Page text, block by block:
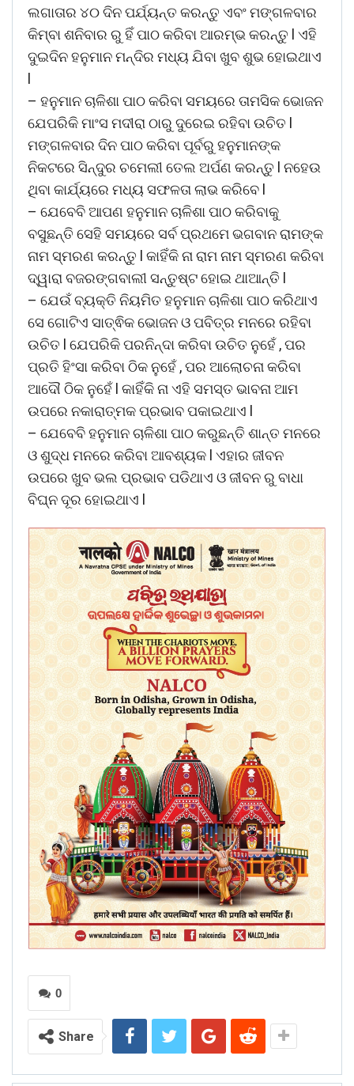
ଲଗାତାର ୪୦ ଦିନ ପର୍ଯ୍ୟନ୍ତ କରନ୍ତୁ ଏବଂ ମଙ୍ଗଳବାର
କିମ୍ବା ଶନିବାର ରୁ ହିଁ ପାଠ କରିବା ଆରମ୍ଭ କରନ୍ତୁ l ଏହି
ଦୁଇଦିନ ହନୁମାନ ମନ୍ଦିର ମଧ୍ୟ ଯିବା ଖୁବ ଶୁଭ ହୋଇଥାଏ
– ହନୁମାନ ଚାଳିଶା ପାଠ କରିବା ସମୟରେ ତାମସିକ ଭୋଜନ
ଯେପରିକି ମାଂସ ମଦୀରା ଠାରୁ ଦୁରେଇ ରହିବା ଉଚିତ l
ମଙ୍ଗଳବାର ଦିନ ପାଠ କରିବା ପୂର୍ବରୁ ହନୁମାନଙ୍କ
ନିକଟରେ ସିନ୍ଦୁର ଚମେଲୀ ତେଲ ଅର୍ପଣ କରନ୍ତୁ l ନହେଉ
ଥିବା କାର୍ଯ୍ୟରେ ମଧ୍ୟ ସଫଳତା ଲାଭ କରିବେ l
– ଯେବେବି ଆପଣ ହନୁମାନ ଚାଳିଶା ପାଠ କରିବାକୁ
ବସୁଛନ୍ତି ସେହି ସମୟରେ ସର୍ବ ପ୍ରଥମେ ଭଗବାନ ରାମଙ୍କ
ନାମ ସ୍ମରଣ କରନ୍ତୁ l କାହିଁକି ନା ରାମ ନାମ ସ୍ମରଣ କରିବା
ଦ୍ୱାରା ବଜରଙ୍ଗବାଲୀ ସନ୍ତୁଷ୍ଟ ହୋଇ ଥାଆନ୍ତି l
– ଯେଉଁ ବ୍ୟକ୍ତି ନିୟମିତ ହନୁମାନ ଚାଳିଶା ପାଠ କରିଥାଏ
ସେ ଗୋଟିଏ ସାତ୍ଵିକ ଭୋଜନ ଓ ପବିତ୍ର ମନରେ ରହିବା
ଉଚିତ l ଯେପରିକି ପରନିନ୍ଦା କରିବା ଉଚିତ ନୁହେଁ , ପର
ପ୍ରତି ହିଂସା କରିବା ଠିକ ନୁହେଁ , ପର ଆଲୋଚନା କରିବା
ଆଦୌ ଠିକ ନୁହେଁ l କାହିଁକି ନା ଏହି ସମସ୍ତ ଭାବନା ଆମ
ଉପରେ ନକାରାତ୍ମକ ପ୍ରଭାବ ପକାଇଥାଏ l
– ଯେବେବି ହନୁମାନ ଚାଳିଶା ପାଠ କରୁଛନ୍ତି ଶାନ୍ତ ମନରେ
ଓ ଶୁଦ୍ଧ ମନରେ କରିବା ଆବଶ୍ୟକ l ଏହାର ଜୀବନ
ଉପରେ ଖୁବ ଭଲ ପ୍ରଭାବ ପଡିଥାଏ ଓ ଜୀବନ ରୁ ବାଧା
ବିଘ୍ନ ଦୂର ହୋଇଥାଏ l
0
Share